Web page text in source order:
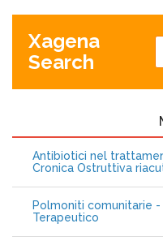
Xagena
Search
Antibiotici nel
Cronica Ostruttiva
Polmoniti comunitarie
Terapeutico